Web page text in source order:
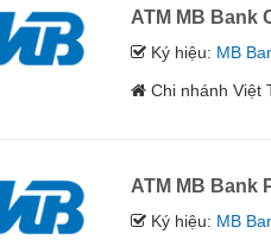
ATM MB Bank
Ký hiệu: MB
Chi nhánh Việt
ATM MB Bank
Ký hiệu: MB